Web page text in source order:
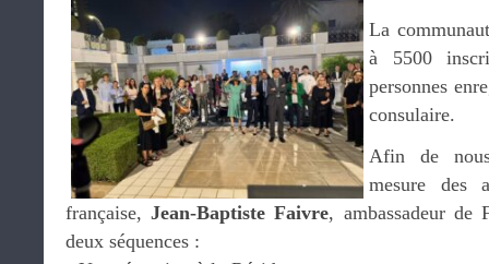
La
à 5500
personnes
consulaire.
Afin de
mesure des
française,Jean-Baptiste Faivre, ambassadeur de
deux séquences :